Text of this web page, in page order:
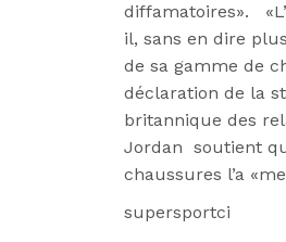
diffamatoires». «
il, sans en dire
de sa gamme de
déclaration de la
britannique des
Jordan soutient
chaussures l’a «
supersportci